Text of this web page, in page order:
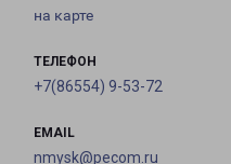
на карте
ТЕЛЕФОН
+7(86554) 9-53-72
EMAIL
nmysk@pecom.ru